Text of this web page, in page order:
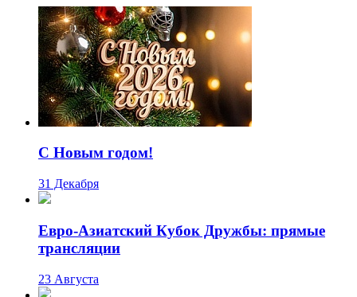
C Новым годом!
31 Декабря
Евро-Азиатский Кубок Дружбы: прямые
трансляции
23 Августа